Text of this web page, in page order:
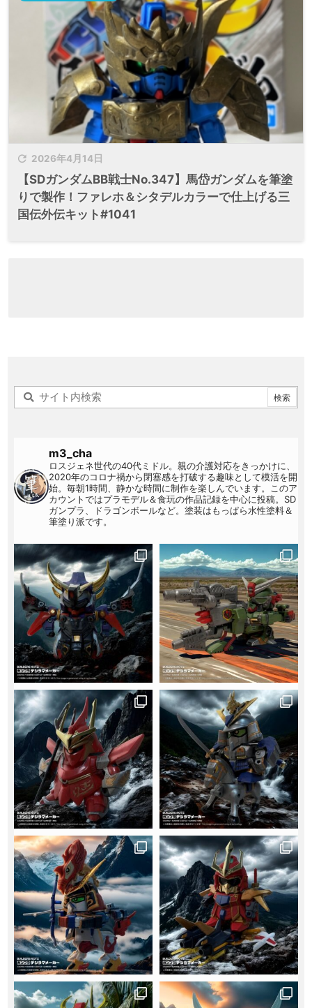
 2026年4月14日
【SDガンダムBB戦士No.347】馬岱ガンダムを筆塗
りで製作！ファレホ＆シタデルカラーで仕上げる三
国伝外伝キット#1041
m3_cha
ロスジェネ世代の40代ミドル。親の介護対応をきっかけに、
2020年のコロナ禍から閉塞感を打破する趣味として模活を開
始。毎朝1時間、静かな時間に制作を楽しんでいます。このア
カウントではプラモデル＆食玩の作品記録を中心に投稿。SD
ガンプラ、ドラゴンボールなど。塗装はもっぱら水性塗料＆
筆塗り派です。